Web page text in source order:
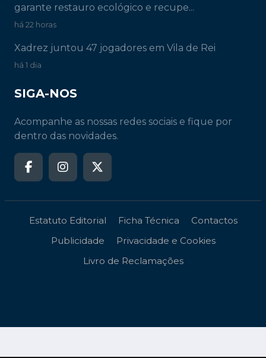
garante restauro ecológico e recupe...
há 22 horas
Xadrez juntou 47 jogadores em Vila de Rei
há 1 dia
SIGA-NOS
Acompanhe as nossas redes sociais e fique por
dentro das novidades.
Estatuto Editorial Ficha Técnica
Contactos
Publicidade
Privacidade e Cookies
Livro de Reclamações